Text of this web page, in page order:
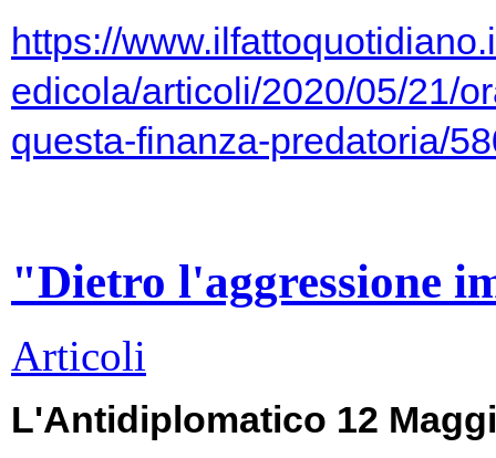
https://
edicola/articoli/2020/05/21/
questa-finanza-predatoria/
"Dietro l'aggressione
Articoli
L'Antidiplomatico 12